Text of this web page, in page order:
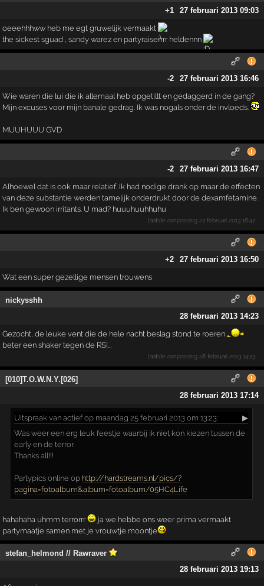
+1
27 februari 2013 09:03
oeeehhhww heb me egt gruwelijk vermaakt
the sickest sguad , sandy warez en partyraiserrrr heldennn
-2 27 februari 2013 16:46
Wie waren die lui die ik allemaal heb opgetillt en gedaggerd in de gang?
Mijn excuses voor mijn banale gedrag. Ik was nogals onder de invloeds.
MUUHUUU GVD
-2 27 februari 2013 16:47
Alhoewel dat is ook maar relatief. Ik had nodige drank op maar de effecten
van deze substantie werden tamelijk onderdrukt door de dexamfetamine.
Ik ben gewoon irritants. U mad? huuuhuuhhuhu
laatste aanpassing 27 februari 2013 16:47
+2 27 februari 2013 16:50
Wat een super gezellige mensen trouwens
nickysshh
28 februari 2013 14:23
Gezocht, de leuke vent die de hele nacht beslag stond te roeren
beter een shaker tegen de RSI...
laatste aanpassing 28 februari 2013 14:23
[010]T.O.W.N.Y.[026]
28 februari 2013 17:14
Uitspraak van actief op maandag 25 februari 2013 om 13:23:
▶
Was weer een erg leuk feestje waarbij ik niet kon kiezen tussen de
early en de terror
Thanks all!!!
Partypics online op http://hardstreams.nl/pics/?
pagina=fotoalbum&album=fotoalbum/05HC4Life
hahahaha uhmm terrorrr
ja we hebbe ons weer prima vermaakt
partymaatje samen met je vrouwtje moontje
stefan_helmond // Rawraver
28 februari 2013 19:13